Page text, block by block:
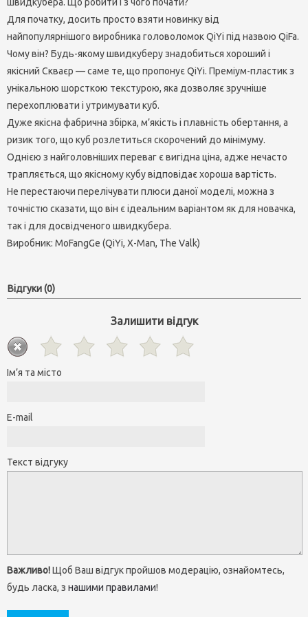
Для початку, досить просто взяти новинку від
найпопулярнішого виробника головоломок QiYi під назвою QiFa.
Чому він? Будь-якому швидкуберу знадобиться хороший і
якісний Скваєр — саме те, що пропонує QiYi. Преміум-пластик з
унікальною шорсткою текстурою, яка дозволяє зручніше
перехоплювати і утримувати куб.
Дуже якісна фабрична збірка, м’якість і плавність обертання, а
ризик того, що куб розлетиться скорочений до мінімуму.
Однією з найголовніших переваг є вигідна ціна, адже нечасто
трапляється, що якісному кубу відповідає хороша вартість.
Не перестаючи перелічувати плюси даної моделі, можна з
точністю сказати, що він є ідеальним варіантом як для новачка,
так і для досвідченого швидкубера.
Виробник: MoFangGe (QiYi, X-Man, The Valk)
Відгуки (0)
Залишити відгук
Ім’я та місто
E-mail
Текст відгуку
Важливо!Щоб Ваш відгук пройшов модерацію, ознайомтесь,
будь ласка, з нашими правилами!